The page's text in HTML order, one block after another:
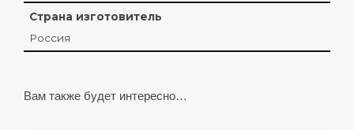
Страна изготовитель
Россия
Вам также будет интересно…